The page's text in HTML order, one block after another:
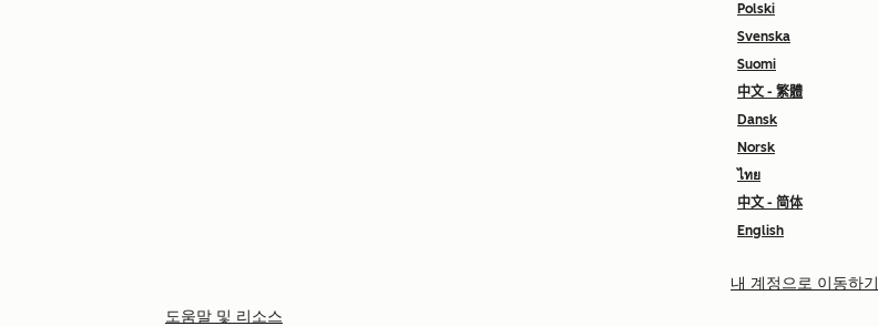
Polski
Svenska
Suomi
中文 - 繁體
Dansk
Norsk
ไทย
中文 - 简体
English
내 계정으로 이동하기
도움말 및 리소스